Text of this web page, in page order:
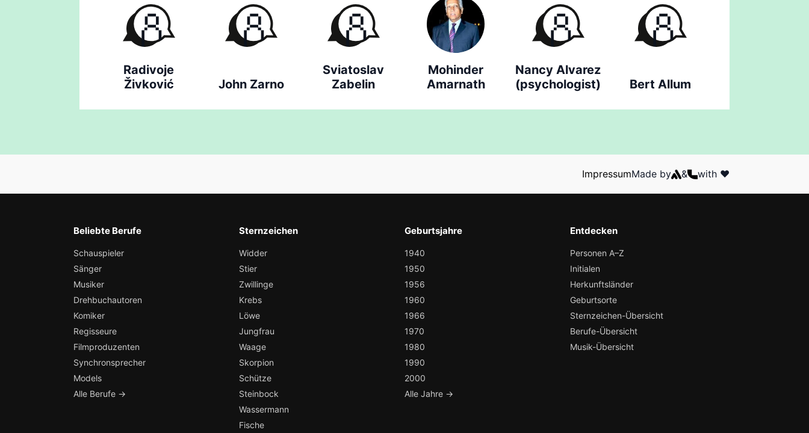
Radivoje
Živković
John Zarno
Sviatoslav
Zabelin
Mohinder
Amarnath
Nancy Alvarez
(psychologist)
Bert Allum
ImpressumMade by & with ❤️
Beliebte Berufe
Schauspieler
Sänger
Musiker
Drehbuchautoren
Komiker
Regisseure
Filmproduzenten
Synchronsprecher
Models
Alle Berufe →
Sternzeichen
Widder
Stier
Zwillinge
Krebs
Löwe
Jungfrau
Waage
Skorpion
Schütze
Steinbock
Wassermann
Fische
Geburtsjahre
1940
1950
1956
1960
1966
1970
1980
1990
2000
Alle Jahre →
Entdecken
Personen A–Z
Initialen
Herkunftsländer
Geburtsorte
Sternzeichen-Übersicht
Berufe-Übersicht
Musik-Übersicht